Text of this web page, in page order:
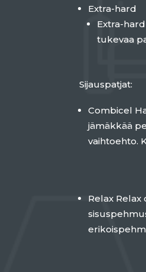
Extra-hard
Extra-
tukevaa
Sijauspatjat:
Combicel
jämäkkää
vaihtoehto.
Relax